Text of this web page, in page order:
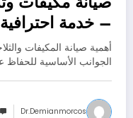
– خدمة
60352355
أهمية صيانة المكيفات
الجوانب الأساسية للحفاظ
Dr.demianmorcos